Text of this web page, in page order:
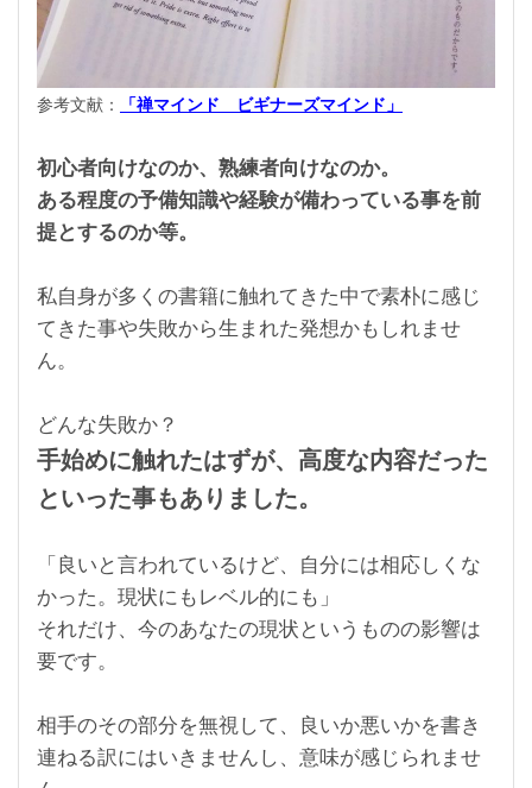
参考文献： 「禅マインド ビギナーズマインド」
初心者向けなのか、熟練者向けなのか。
ある程度の予備知識や経験が備わっている事を前
提とするのか等。
私自身が多くの書籍に触れてきた中で素朴に感じ
てきた事や失敗から生まれた発想かもしれませ
ん。
どんな失敗か？
手始めに触れたはずが、高度な内容だった
といった事もありました。
「良いと言われているけど、自分には相応しくな
かった。現状にもレベル的にも」
それだけ、今のあなたの現状というものの影響は
要です。
相手のその部分を無視して、良いか悪いかを書き
連ねる訳にはいきませんし、意味が感じられませ